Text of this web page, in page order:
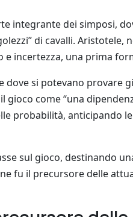
integrante dei simposi,
di cavalli. Aristotele,
incertezza, una prima
dove si potevano provare
come “una
probabilità, anticipando
sul gioco, destinando
fu il precursore delle